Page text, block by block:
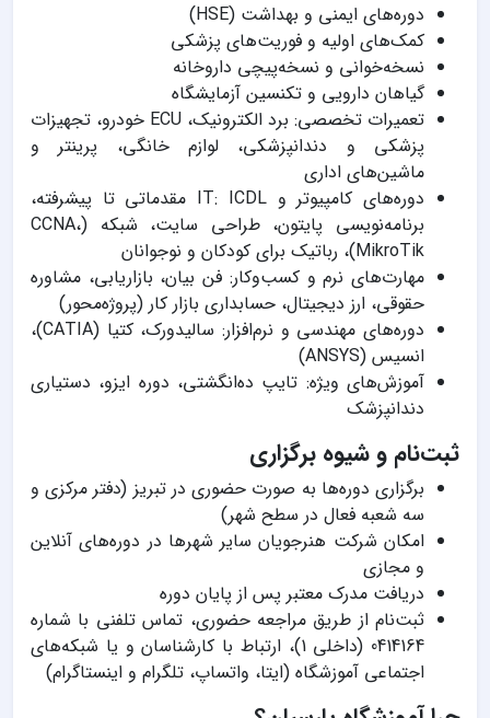
دوره‌های ایمنی و بهداشت (HSE)
کمک‌های اولیه و فوریت‌های پزشکی
نسخه‌خوانی و نسخه‌پیچی داروخانه
گیاهان دارویی و تکنسین آزمایشگاه
تعمیرات تخصصی: برد الکترونیک، ECU خودرو، تجهیزات
پزشکی و دندانپزشکی، لوازم خانگی، پرینتر و
ماشین‌های اداری
دوره‌های کامپیوتر و IT: ICDL مقدماتی تا پیشرفته،
برنامه‌نویسی پایتون، طراحی سایت، شبکه (CCNA،
MikroTik)، رباتیک برای کودکان و نوجوانان
مهارت‌های نرم و کسب‌وکار: فن بیان، بازاریابی، مشاوره
حقوقی، ارز دیجیتال، حسابداری بازار کار (پروژه‌محور)
دوره‌های مهندسی و نرم‌افزار: سالیدورک، کتیا (CATIA)،
انسیس (ANSYS)
آموزش‌های ویژه: تایپ ده‌انگشتی، دوره ایزو، دستیاری
دندانپزشک
ثبت‌نام و شیوه برگزاری
برگزاری دوره‌ها به صورت حضوری در تبریز (دفتر مرکزی و
سه شعبه فعال در سطح شهر)
امکان شرکت هنرجویان سایر شهرها در دوره‌های آنلاین
و مجازی
دریافت مدرک معتبر پس از پایان دوره
ثبت‌نام از طریق مراجعه حضوری، تماس تلفنی با شماره
0414164 (داخلی 1)، ارتباط با کارشناسان و یا شبکه‌های
اجتماعی آموزشگاه (ایتا، واتساپ، تلگرام و اینستاگرام)